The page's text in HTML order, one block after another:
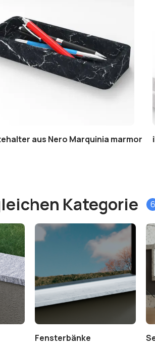
aus Nero Marquinia marmor
Kategorie 6
Fensterbänke